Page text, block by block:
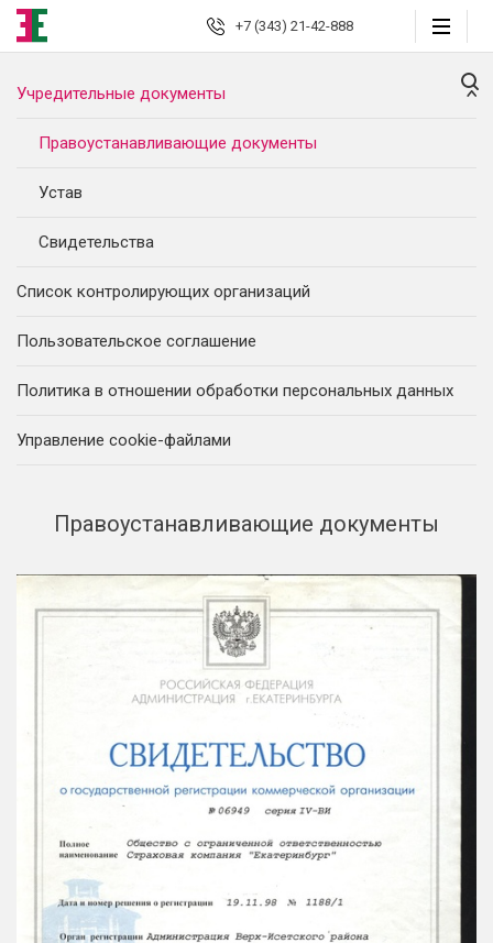
+7 (343) 21-42-888
Екатеринбург
услуги
Автоюрист
Страховые споры
Страховой консалтинг
Защита должника
Банкротство граждан
Защита сделки
Наследство
Учредительные документы
Правоустанавливающие документы
Устав
Свидетельства
Список контролирующих организаций
Пользовательское соглашение
Политика в отношении обработки персональных данных
Управление сookie-файлами
Правоустанавливающие документы